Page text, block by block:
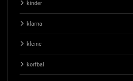
kinder
klarna
kleine
korfbal